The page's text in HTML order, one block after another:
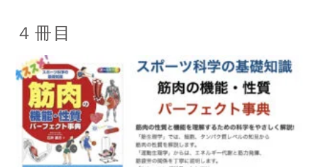
４冊目